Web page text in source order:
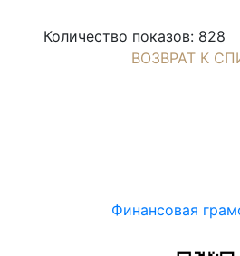
Количество показов: 828
ВОЗВРАТ К
Финансовая